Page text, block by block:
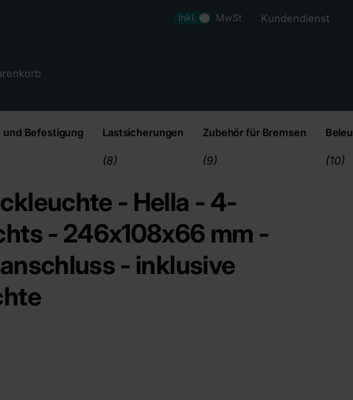
Inkl. MwSt Kundendienst
und Befestigung Lastsicherungen
(8)
Zubehör für Bremsen
(9) (10)
- Hella - 4-
- 246x108x66 mm -
- inklusive